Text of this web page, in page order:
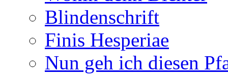
Blindenschrift
Finis Hesperiae
Nun geh ich diesen